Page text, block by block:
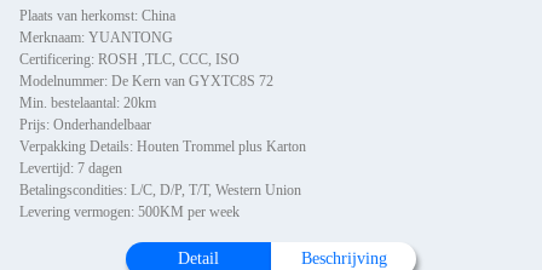
Plaats van herkomst: China
Merknaam: YUANTONG
Certificering: ROSH ,TLC, CCC, ISO
Modelnummer: De Kern van GYXTC8S 72
Min. bestelaantal: 20km
Prijs: Onderhandelbaar
Verpakking Details: Houten Trommel plus Karton
Levertijd: 7 dagen
Betalingscondities: L/C, D/P, T/T, Western Union
Levering vermogen: 500KM per week
Detail Beschrijving